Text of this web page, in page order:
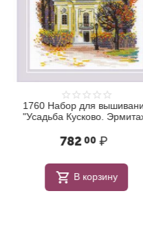
1760 Набор для вышивания
"Усадьба Кусково. Эрмитаж"
78200 ₽
В корзину